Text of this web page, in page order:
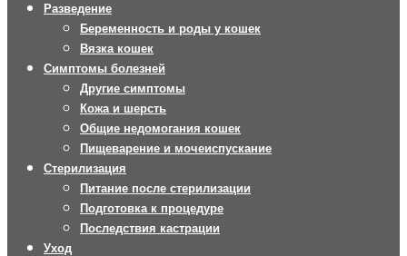
Разведение
Беременность и роды у кошек
Вязка кошек
Симптомы болезней
Другие симптомы
Кожа и шерсть
Общие недомогания кошек
Пищеварение и мочеиспускание
Стерилизация
Питание после стерилизации
Подготовка к процедуре
Последствия кастрации
Уход